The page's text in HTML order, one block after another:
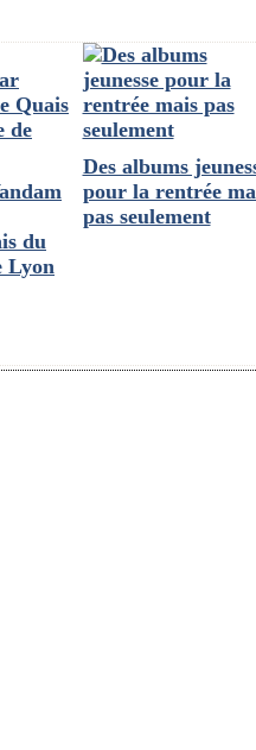
du
Lyon
Des albums
pour la rentrée
pas seulement